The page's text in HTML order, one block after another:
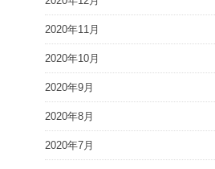
2020年11月
2020年10月
2020年9月
2020年8月
2020年7月